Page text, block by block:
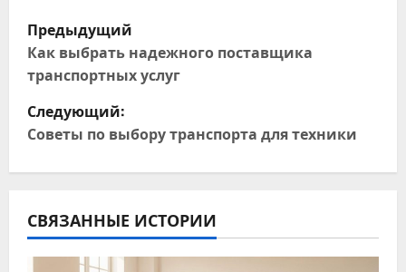
Н
а
в
и
г
а
ц
Предыдущий
Как выбрать надежного поставщика
транспортных услуг
Следующий:
Советы по выбору транспорта для техники
СВЯЗАННЫЕ ИСТОРИИ